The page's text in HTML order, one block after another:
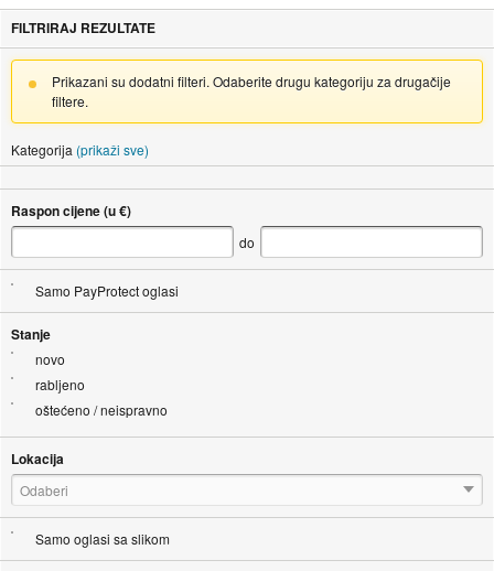
FILTRIRAJ REZULTATE
Prikazani su dodatni filteri. Odaberite drugu kategoriju za drugačije
filtere.
Kategorija (prikaži sve)
Raspon cijene (u €)
do
Samo PayProtect oglasi
Stanje
novo
rabljeno
oštećeno / neispravno
Lokacija
Odaberi
Samo oglasi sa slikom